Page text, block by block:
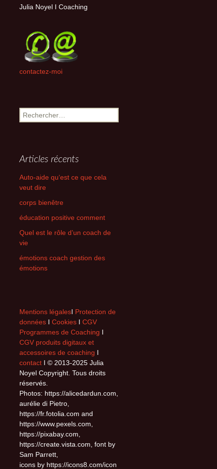
Julia Noyel I Coaching
contactez-moi
Rechercher :
Articles récents
Auto-aide qu‘est ce que cela
veut dire
corps bienêtre
éducation positive comment
Quel est le rôle d’un coach de
vie
émotions coach gestion des
émotions
Mentions légalesI Protection de
données I Cookies I CGV
Programmes de Coaching I
CGV produits digitaux et
accessoires de coaching I
contact I © 2013-2025 Julia
Noyel Copyright. Tous droits
réservés.
Photos: https://alicedardun.com,
aurélie di Pietro,
https://fr.fotolia.com and
https://www.pexels.com,
https://pixabay.com,
https://create.vista.com, font by
Sam Parrett,
icons by https://icons8.com/icon